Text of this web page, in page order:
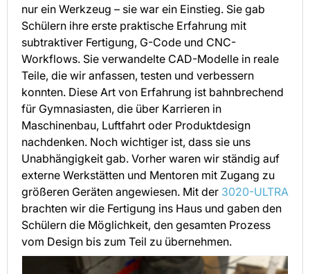
nur ein Werkzeug – sie war ein Einstieg. Sie gab
Schülern ihre erste praktische Erfahrung mit
subtraktiver Fertigung, G-Code und CNC-
Workflows. Sie verwandelte CAD-Modelle in reale
Teile, die wir anfassen, testen und verbessern
konnten. Diese Art von Erfahrung ist bahnbrechend
für Gymnasiasten, die über Karrieren in
Maschinenbau, Luftfahrt oder Produktdesign
nachdenken. Noch wichtiger ist, dass sie uns
Unabhängigkeit gab. Vorher waren wir ständig auf
externe Werkstätten und Mentoren mit Zugang zu
größeren Geräten angewiesen. Mit der 3020-ULTRA
brachten wir die Fertigung ins Haus und gaben den
Schülern die Möglichkeit, den gesamten Prozess
vom Design bis zum Teil zu übernehmen.